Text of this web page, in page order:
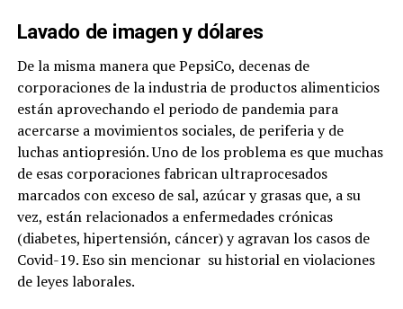
Lavado de imagen y dólares
De la misma manera que PepsiCo, decenas de
corporaciones de la industria de productos alimenticios
están aprovechando el periodo de pandemia para
acercarse a movimientos sociales, de periferia y de
luchas antiopresión. Uno de los problema es que muchas
de esas corporaciones fabrican ultraprocesados
marcados con exceso de sal, azúcar y grasas que, a su
vez, están relacionados a enfermedades crónicas
(diabetes, hipertensión, cáncer) y agravan los casos de
Covid-19. Eso sin mencionar su historial en violaciones
de leyes laborales.